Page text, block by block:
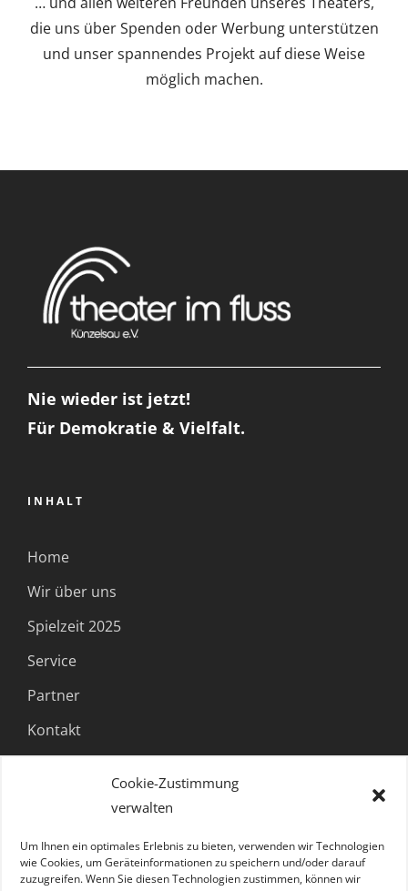
Cookie-Zustimmung
verwalten
Um Ihnen ein optimales Erlebnis zu bieten, verwenden wir Technologien
wie Cookies, um Geräteinformationen zu speichern und/oder darauf
zuzugreifen. Wenn Sie diesen Technologien zustimmen, können wir
die uns über Spenden oder Werbung unterstützen
und unser spannendes Projekt auf diese Weise
möglich machen.
Nie wieder ist jetzt!
Für Demokratie & Vielfalt.
INHALT
Home
Wir über uns
Spielzeit 2025
Service
Partner
Kontakt
FOLGE UNS